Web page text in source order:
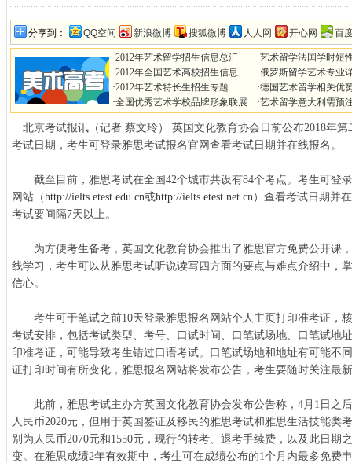
分享到： QQ空间 新浪微博 搜狐微博 人人网 开心网 百
·2012年艺术留学招生信息总汇
·2012年全国艺术高校招生信息
·2012年艺术特长生招生专题
·全国优秀艺术学校品牌形象联展
·艺术留学法国学时短
·俄罗斯留学艺术专业
·德国艺术留学相关优
·艺术留学意大利需预
北京考试报讯（记者 蔡文玲） 英国文化教育协会日前公布2018年第
考试日期，考生可登录雅思考试报名官网查看考试日期并在线报名。
截至目前，雅思考试在全国42个城市共设有84个考点。考生可登
网站（http://ielts.etest.edu.cn或http://ielts.etest.net.cn）查看考试日期并
考试要间隔7天以上。
为方便考生备考，英国文化教育协会推出了雅思官方免费公开课
线学习，考生可以从雅思考试听说读写四方面的要点与难点介绍中，
信心。
考生可于笔试之前10天登录雅思报名网站个人主页打印准考证，
考试安排，包括考试类型、考号、口试时间、口笔试场地、口笔试地
印准考证，可能导致考生错过口语考试。口笔试场地和地址有可能不
证打印时间有所变化，雅思报名网站将发布公告，考生要随时关注最
此前，雅思考试主办方英国文化教育协会发布公告称，4月1日之
人民币2020元，但用于英国签证及移民的雅思考试和雅思生活技能类
别为人民币2070元和1550元，现行的转考、退考手续费，以及此日期
变。在雅思成绩2年有效期中，考生可在成绩公布的1个月内最多免费